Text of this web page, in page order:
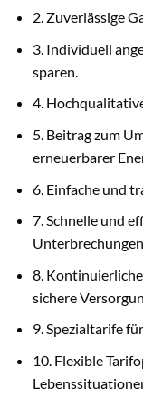
2. Zuverlässige
3. Individuell
sparen.
4.
5. Beitrag zum
erneuerbarer
6. Einfache und
7. Schnelle und
8.
sichere
9. Spezialtarife
10. Flexible